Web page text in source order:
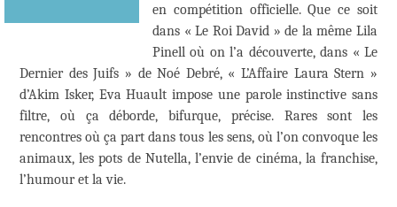
en compétition officielle. Que ce soit
dans « Le Roi David » de la même Lila
Pinell où on l’a découverte, dans « Le
Dernier des Juifs » de Noé Debré, « L’Affaire Laura Stern »
d’Akim Isker, Eva Huault impose une parole instinctive sans
filtre, où ça déborde, bifurque, précise. Rares sont les
rencontres où ça part dans tous les sens, où l’on convoque les
animaux, les pots de Nutella, l’envie de cinéma, la franchise,
l’humour et la vie.